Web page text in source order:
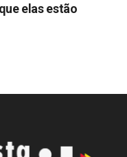
elas estão